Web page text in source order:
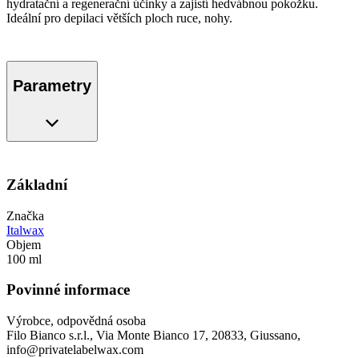
hydratační a regenerační účinky a zajistí hedvábnou pokožku.
Ideální pro depilaci větších ploch ruce, nohy.
Parametry
Základní
Značka
Italwax
Objem
100 ml
Povinné informace
Výrobce, odpovědná osoba
Filo Bianco s.r.l., Via Monte Bianco 17, 20833, Giussano,
info@privatelabelwax.com